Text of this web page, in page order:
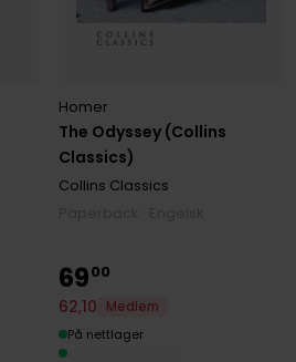
The Odyssey (Collins
Classics)
Homer
Collins Classics
6900
62,10
Medlem
På nettlager